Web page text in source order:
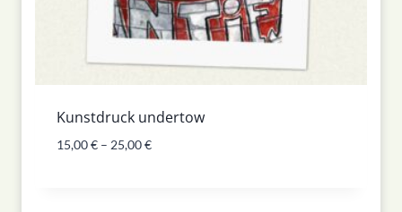
Kunstdruck undertow
15,00€ – 25,00€